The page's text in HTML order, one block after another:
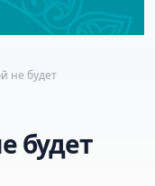
не будет
будет